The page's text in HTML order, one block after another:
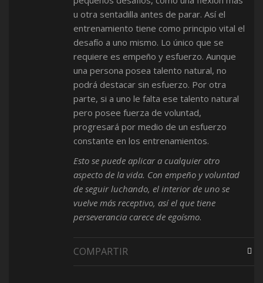
u otra sentadilla antes de parar. Así el
entrenamiento tiene como principio vital el
desafío a uno mismo. Lo único que se
requiere es empeño y esfuerzo. Aunque
una persona posea talento natural, no
podrá destacar sin esfuerzo. Por otra
parte, si a uno le falta ese talento natural
pero posee fuerza de voluntad,
progresará por medio de un esfuerzo
constante en los entrenamientos.
Esto se puede aplicar a cualquier otro
aspecto de la vida. Con empeño y voluntad
de seguir luchando, el interior de uno se
vuelve más receptivo, así el que tiene
perseverancia carece de egoísmo.
COMPARTIR